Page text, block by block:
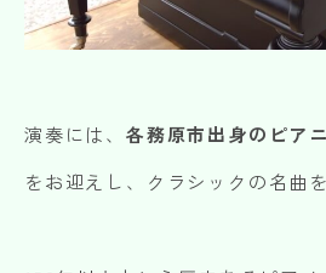
演奏には、 各務原市出身のピア
をお迎えし、クラシックの名曲